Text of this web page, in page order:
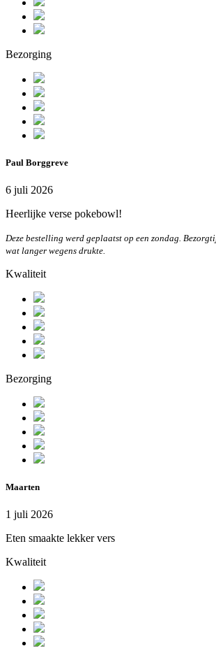
Bezorging
Paul Borggreve
6 juli 2026
Heerlijke verse pokebowl!
Deze bestelling werd geplaatst op een zondag.
wat langer wegens drukte.
Kwaliteit
Bezorging
Maarten
1 juli 2026
Eten smaakte lekker vers
Kwaliteit